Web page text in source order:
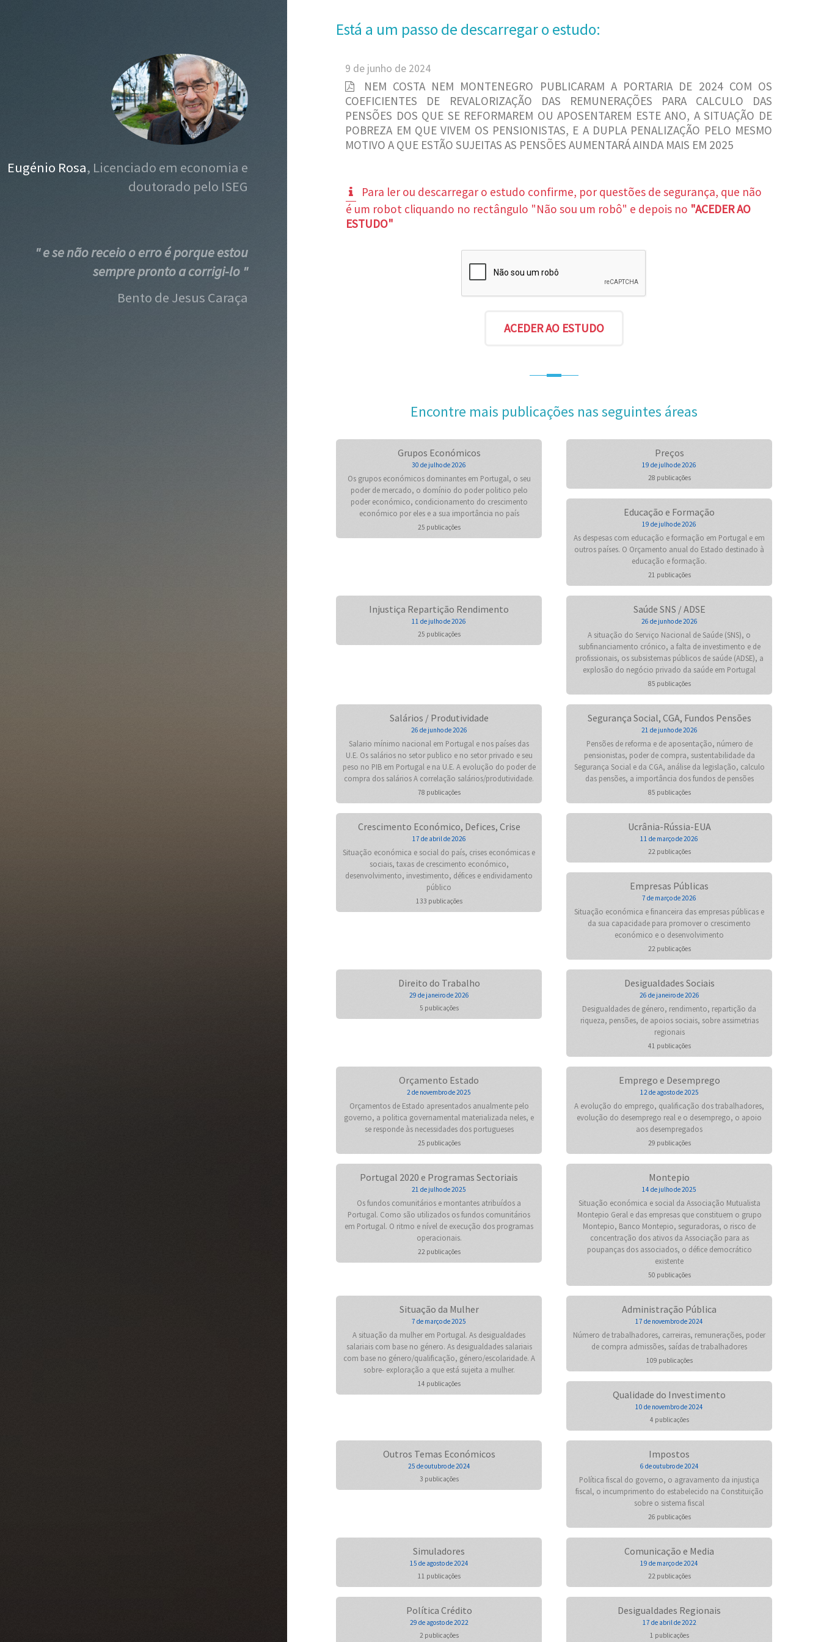
Eugénio Rosa, Licenciado em economia e
doutorado pelo ISEG
" e se não receio o erro é porque estou
sempre pronto a corrigi-lo "
Bento de Jesus Caraça
Está a um passo de descarregar o estudo:
9 de junho de 2024
NEM COSTA NEM MONTENEGRO PUBLICARAM A PORTARIA DE 2024 COM OS
COEFICIENTES DE REVALORIZAÇÃO DAS REMUNERAÇÕES PARA CALCULO DAS
PENSÕES DOS QUE SE REFORMAREM OU APOSENTAREM ESTE ANO, A SITUAÇÃO DE
POBREZA EM QUE VIVEM OS PENSIONISTAS, E A DUPLA PENALIZAÇÃO PELO MESMO
MOTIVO A QUE ESTÃO SUJEITAS AS PENSÕES AUMENTARÁ AINDA MAIS EM 2025
Para ler ou descarregar o estudo confirme, por questões de segurança, que não
é um robot cliquando no rectângulo "Não sou um robô" e depois no "ACEDER AO
ESTUDO"
Encontre mais publicações nas seguintes áreas
Grupos Económicos
30 de julho de 2026
Os grupos económicos dominantes em Portugal, o seu
poder de mercado, o domínio do poder politico pelo
poder económico, condicionamento do crescimento
económico por eles e a sua importância no país
25 publicações
Preços
19 de julho de 2026
28 publicações
Educação e Formação
19 de julho de 2026
As despesas com educação e formação em Portugal e em
outros países. O Orçamento anual do Estado destinado à
educação e formação.
21 publicações
Injustiça Repartição Rendimento
11 de julho de 2026
25 publicações
Saúde SNS / ADSE
26 de junho de 2026
A situação do Serviço Nacional de Saúde (SNS), o
subfinanciamento crónico, a falta de investimento e de
profissionais, os subsistemas públicos de saúde (ADSE), a
explosão do negócio privado da saúde em Portugal
85 publicações
Salários / Produtividade
26 de junho de 2026
Salario mínimo nacional em Portugal e nos países das
U.E. Os salários no setor publico e no setor privado e seu
peso no PIB em Portugal e na U.E. A evolução do poder de
compra dos salários A correlação salários/produtividade.
78 publicações
Segurança Social, CGA, Fundos Pensões
21 de junho de 2026
Pensões de reforma e de aposentação, número de
pensionistas, poder de compra, sustentabilidade da
Segurança Social e da CGA, análise da legislação, calculo
das pensões, a importância dos fundos de pensões
85 publicações
Crescimento Económico, Defices, Crise
17 de abril de 2026
Situação económica e social do país, crises económicas e
sociais, taxas de crescimento económico,
desenvolvimento, investimento, défices e endividamento
público
133 publicações
Ucrânia-Rússia-EUA
11 de março de 2026
22 publicações
Empresas Públicas
7 de março de 2026
Situação económica e financeira das empresas públicas e
da sua capacidade para promover o crescimento
económico e o desenvolvimento
22 publicações
Direito do Trabalho
29 de janeiro de 2026
5 publicações
Desigualdades Sociais
26 de janeiro de 2026
Desigualdades de género, rendimento, repartição da
riqueza, pensões, de apoios sociais, sobre assimetrias
regionais
41 publicações
Orçamento Estado
2 de novembro de 2025
Orçamentos de Estado apresentados anualmente pelo
governo, a politica governamental materializada neles, e
se responde às necessidades dos portugueses
25 publicações
Emprego e Desemprego
12 de agosto de 2025
A evolução do emprego, qualificação dos trabalhadores,
evolução do desemprego real e o desemprego, o apoio
aos desempregados
29 publicações
Portugal 2020 e Programas Sectoriais
21 de julho de 2025
Os fundos comunitários e montantes atribuídos a
Portugal. Como são utilizados os fundos comunitários
em Portugal. O ritmo e nível de execução dos programas
operacionais.
22 publicações
Montepio
14 de julho de 2025
Situação económica e social da Associação Mutualista
Montepio Geral e das empresas que constituem o grupo
Montepio, Banco Montepio, seguradoras, o risco de
concentração dos ativos da Associação para as
poupanças dos associados, o défice democrático
existente
50 publicações
Situação da Mulher
7 de março de 2025
A situação da mulher em Portugal. As desigualdades
salariais com base no género. As desigualdades salariais
com base no género/qualificação, género/escolaridade. A
sobre- exploração a que está sujeita a mulher.
14 publicações
Administração Pública
17 de novembro de 2024
Número de trabalhadores, carreiras, remunerações, poder
de compra admissões, saídas de trabalhadores
109 publicações
Qualidade do Investimento
10 de novembro de 2024
4 publicações
Outros Temas Económicos
25 de outubro de 2024
3 publicações
Impostos
6 de outubro de 2024
Política fiscal do governo, o agravamento da injustiça
fiscal, o incumprimento do estabelecido na Constituição
sobre o sistema fiscal
26 publicações
Simuladores
15 de agosto de 2024
11 publicações
Comunicação e Media
19 de março de 2024
22 publicações
Política Crédito
29 de agosto de 2022
2 publicações
Desigualdades Regionais
17 de abril de 2022
1 publicações